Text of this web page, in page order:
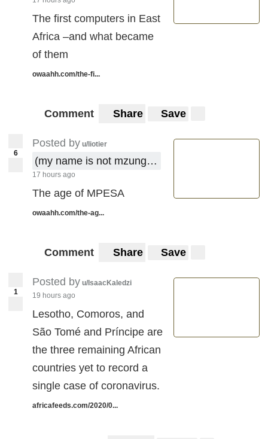
The first computers in East
Africa –and what became
of them
owaahh.com/the-fi...
Comment Share Save
6
Posted by u/liotier
(my name is not mzungu !)
17 hours ago
The age of MPESA
owaahh.com/the-ag...
Comment Share Save
1
Posted by u/IsaacKaledzi
19 hours ago
Lesotho, Comoros, and
São Tomé and Príncipe are
the three remaining African
countries yet to record a
single case of coronavirus.
africafeeds.com/2020/0...